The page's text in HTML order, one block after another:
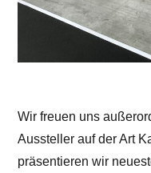
Wir freuen uns
Aussteller auf der Art
präsentieren wir